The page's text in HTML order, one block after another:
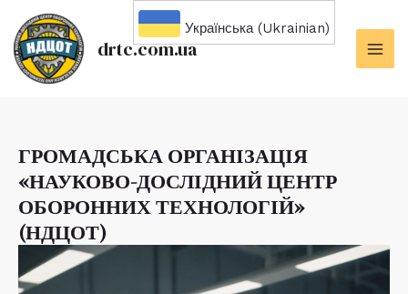
Перейти
вмісту
drtc.com.ua
ГРОМАДСЬКА ОРГАНІЗАЦІЯ
«НАУКОВО-ДОСЛІДНИЙ ЦЕНТР
ОБОРОННИХ ТЕХНОЛОГІЙ»
(НДЦОТ)
Українська (Ukrainian)